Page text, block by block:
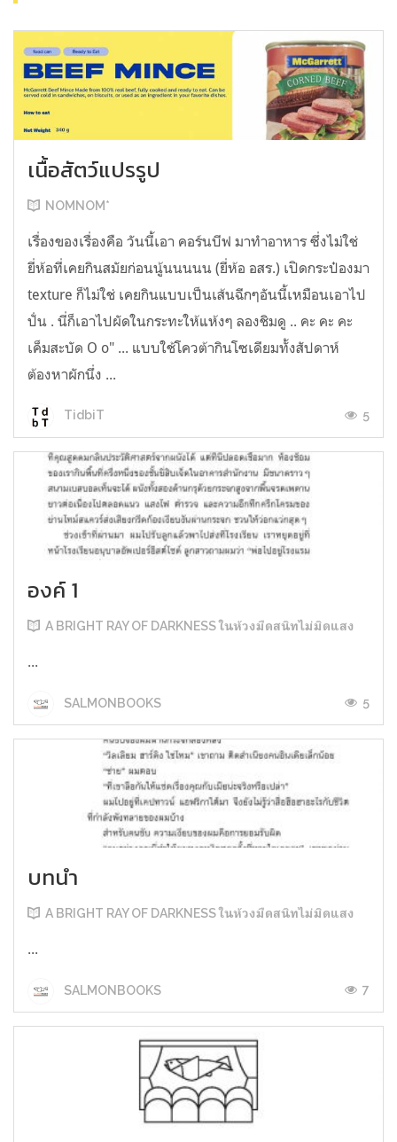
เนื้อสัตว์แปรรูป
NOMNOM*
เรื่องของเรื่องคือ วันนี้เอา คอร์นบีฟ มาทำอาหาร ซึ่งไม่ใช่
ยี่ห้อที่เคยกินสมัยก่อนนู้นนนนน (ยี่ห้อ อสร.) เปิดกระป๋องมา
texture ก็ไม่ใช่ เคยกินแบบเป็นเส้นฉีกๆอันนี้เหมือนเอาไป
ปั่น . นี่ก็เอาไปผัดในกระทะให้แห้งๆ ลองชิมดู .. คะ คะ คะ
เค็มสะบัด O o" ... แบบใช้โควต้ากินโซเดียมทั้งสัปดาห์
ต้องหาผักนึ่ง ...
TidbiT 5
องค์ 1
A BRIGHT RAY OF DARKNESS ในห้วงมืดสนิทไม่มิดแสง
...
SALMONBOOKS 5
บทนำ
A BRIGHT RAY OF DARKNESS ในห้วงมืดสนิทไม่มิดแสง
...
SALMONBOOKS 7